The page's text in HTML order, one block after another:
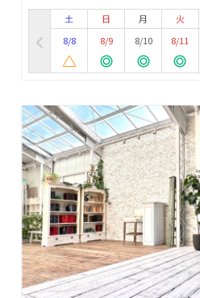
土
8/8
日
8/9
月
8/10
火
8/11